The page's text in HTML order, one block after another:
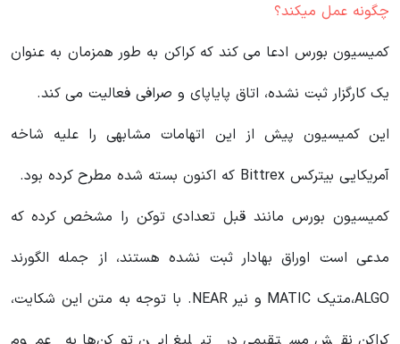
چگونه عمل میکند؟
کمیسیون بورس ادعا می کند که کراکن به طور همزمان به عنوان
یک کارگزار ثبت نشده، اتاق پایاپای و صرافی فعالیت می کند.
این کمیسیون پیش از این اتهامات مشابهی را علیه شاخه
آمریکایی بیترکس Bittrex که اکنون بسته شده مطرح کرده بود.
کمیسیون بورس مانند قبل تعدادی توکن را مشخص کرده که
مدعی است اوراق بهادار ثبت نشده هستند، از جمله الگورند
ALGO،متیک MATIC و نیر NEAR. با توجه به متن این شکایت،